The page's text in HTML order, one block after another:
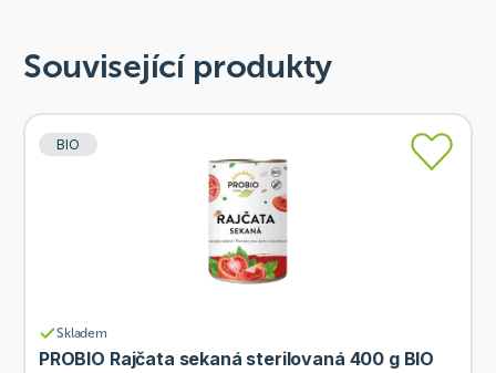
Související produkty
BIO
Skladem
PROBIO Rajčata sekaná sterilovaná 400 g BIO